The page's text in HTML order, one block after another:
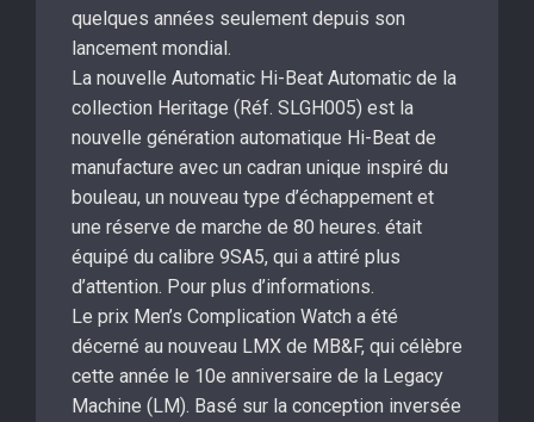
quelques années seulement depuis son
lancement mondial.
La nouvelle Automatic Hi-Beat Automatic de la
collection Heritage (Réf. SLGH005) est la
nouvelle génération automatique Hi-Beat de
manufacture avec un cadran unique inspiré du
bouleau, un nouveau type d’échappement et
une réserve de marche de 80 heures. était
équipé du calibre 9SA5, qui a attiré plus
d’attention. Pour plus d’informations.
Le prix Men’s Complication Watch a été
décerné au nouveau LMX de MB&F, qui célèbre
cette année le 10e anniversaire de la Legacy
Machine (LM). Basé sur la conception inversée